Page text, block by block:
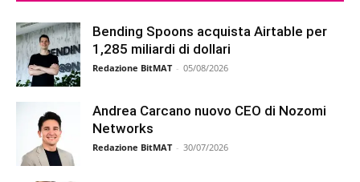
Bending Spoons acquista Airtable per
1,285 miliardi di dollari
Redazione BitMAT - 05/08/2026
Andrea Carcano nuovo CEO di Nozomi
Networks
Redazione BitMAT - 30/07/2026